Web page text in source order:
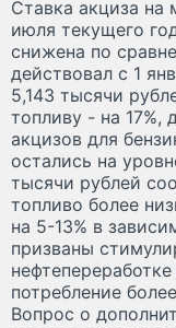
Ставка акциза на
июля текущего
снижена по
действовал с 1
5,143 тысячи
топливу - на 17%,
акцизов для
остались на
тысячи рублей
топливо более
на 5-13% в
призваны
потребление
Вопрос о